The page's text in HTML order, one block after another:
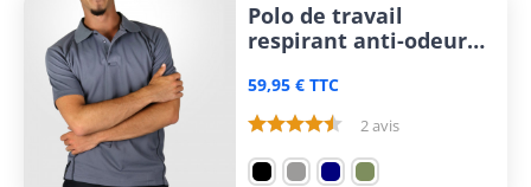
Polo de travail
respirant anti-odeurs
59,95 € TTC
2 avis